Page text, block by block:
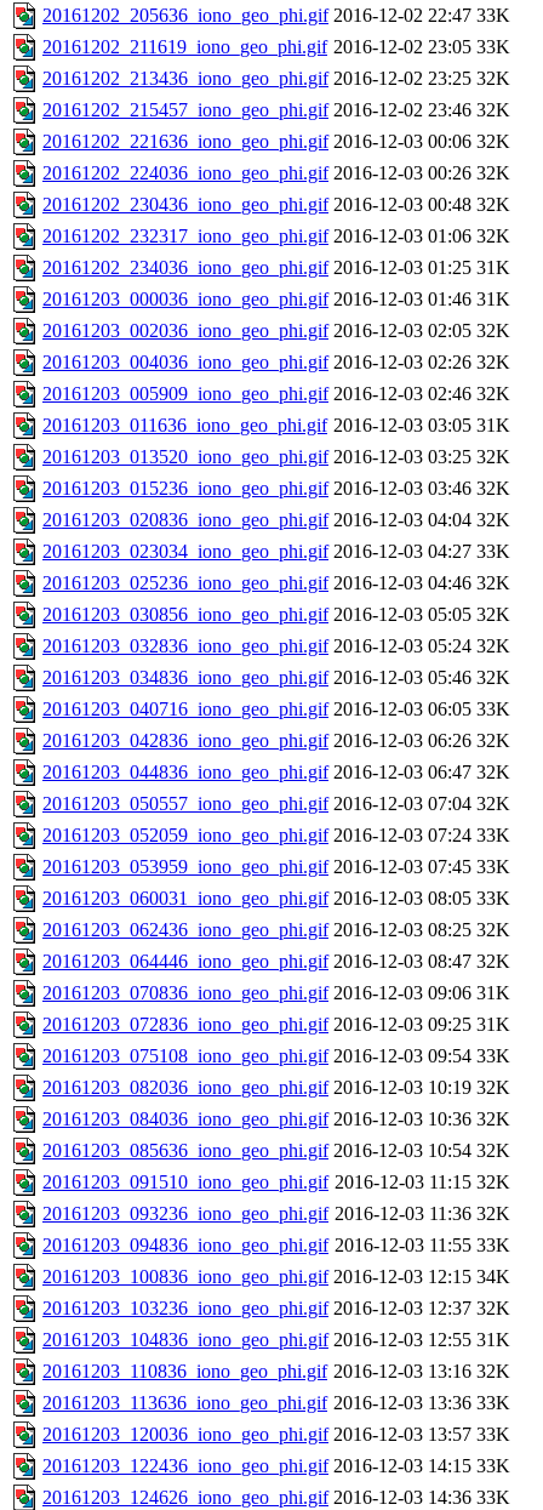
20161202_205636_iono_geo_phi.gif 2016-12-02 22:47 33K
20161202_211619_iono_geo_phi.gif 2016-12-02 23:05 33K
20161202_213436_iono_geo_phi.gif 2016-12-02 23:25 32K
20161202_215457_iono_geo_phi.gif 2016-12-02 23:46 32K
20161202_221636_iono_geo_phi.gif 2016-12-03 00:06 32K
20161202_224036_iono_geo_phi.gif 2016-12-03 00:26 32K
20161202_230436_iono_geo_phi.gif 2016-12-03 00:48 32K
20161202_232317_iono_geo_phi.gif 2016-12-03 01:06 32K
20161202_234036_iono_geo_phi.gif 2016-12-03 01:25 31K
20161203_000036_iono_geo_phi.gif 2016-12-03 01:46 31K
20161203_002036_iono_geo_phi.gif 2016-12-03 02:05 32K
20161203_004036_iono_geo_phi.gif 2016-12-03 02:26 32K
20161203_005909_iono_geo_phi.gif 2016-12-03 02:46 32K
20161203_011636_iono_geo_phi.gif 2016-12-03 03:05 31K
20161203_013520_iono_geo_phi.gif 2016-12-03 03:25 32K
20161203_015236_iono_geo_phi.gif 2016-12-03 03:46 32K
20161203_020836_iono_geo_phi.gif 2016-12-03 04:04 32K
20161203_023034_iono_geo_phi.gif 2016-12-03 04:27 33K
20161203_025236_iono_geo_phi.gif 2016-12-03 04:46 32K
20161203_030856_iono_geo_phi.gif 2016-12-03 05:05 32K
20161203_032836_iono_geo_phi.gif 2016-12-03 05:24 32K
20161203_034836_iono_geo_phi.gif 2016-12-03 05:46 32K
20161203_040716_iono_geo_phi.gif 2016-12-03 06:05 33K
20161203_042836_iono_geo_phi.gif 2016-12-03 06:26 32K
20161203_044836_iono_geo_phi.gif 2016-12-03 06:47 32K
20161203_050557_iono_geo_phi.gif 2016-12-03 07:04 32K
20161203_052059_iono_geo_phi.gif 2016-12-03 07:24 33K
20161203_053959_iono_geo_phi.gif 2016-12-03 07:45 33K
20161203_060031_iono_geo_phi.gif 2016-12-03 08:05 33K
20161203_062436_iono_geo_phi.gif 2016-12-03 08:25 32K
20161203_064446_iono_geo_phi.gif 2016-12-03 08:47 32K
20161203_070836_iono_geo_phi.gif 2016-12-03 09:06 31K
20161203_072836_iono_geo_phi.gif 2016-12-03 09:25 31K
20161203_075108_iono_geo_phi.gif 2016-12-03 09:54 33K
20161203_082036_iono_geo_phi.gif 2016-12-03 10:19 32K
20161203_084036_iono_geo_phi.gif 2016-12-03 10:36 32K
20161203_085636_iono_geo_phi.gif 2016-12-03 10:54 32K
20161203_091510_iono_geo_phi.gif 2016-12-03 11:15 32K
20161203_093236_iono_geo_phi.gif 2016-12-03 11:36 32K
20161203_094836_iono_geo_phi.gif 2016-12-03 11:55 33K
20161203_100836_iono_geo_phi.gif 2016-12-03 12:15 34K
20161203_103236_iono_geo_phi.gif 2016-12-03 12:37 32K
20161203_104836_iono_geo_phi.gif 2016-12-03 12:55 31K
20161203_110836_iono_geo_phi.gif 2016-12-03 13:16 32K
20161203_113636_iono_geo_phi.gif 2016-12-03 13:36 33K
20161203_120036_iono_geo_phi.gif 2016-12-03 13:57 33K
20161203_122436_iono_geo_phi.gif 2016-12-03 14:15 33K
20161203_124626_iono_geo_phi.gif 2016-12-03 14:36 33K